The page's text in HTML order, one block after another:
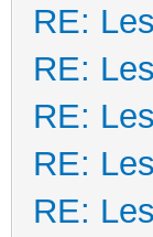
RE:
RE:
RE:
RE:
RE: